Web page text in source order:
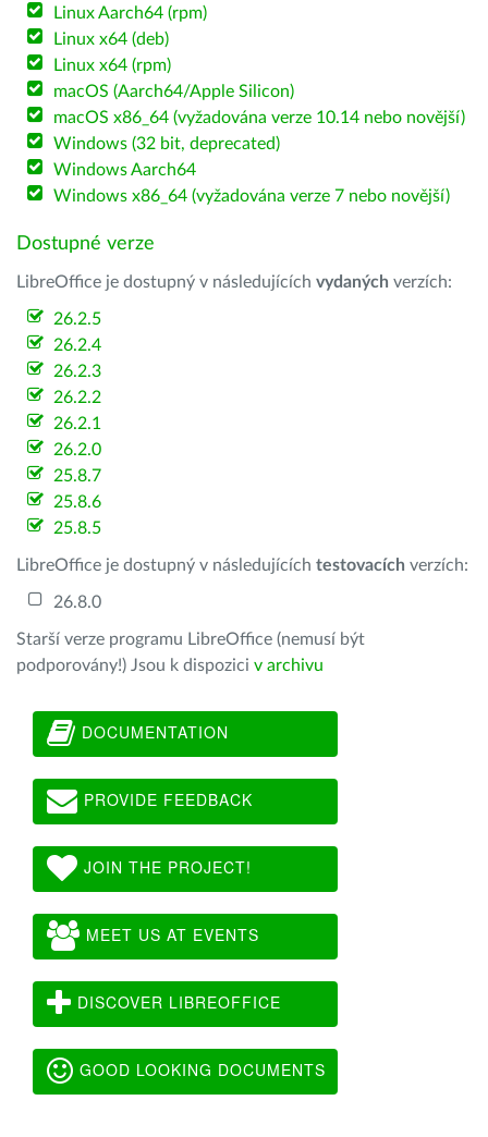
Linux Aarch64 (rpm)
Linux x64 (deb)
Linux x64 (rpm)
macOS (Aarch64/Apple Silicon)
macOS x86_64 (vyžadována verze 10.14 nebo novější)
Windows (32 bit, deprecated)
Windows Aarch64
Windows x86_64 (vyžadována verze 7 nebo novější)
Dostupné verze
LibreOffice je dostupný v následujících vydaných verzích:
26.2.5
26.2.4
26.2.3
26.2.2
26.2.1
26.2.0
25.8.7
25.8.6
25.8.5
LibreOffice je dostupný v následujících testovacích verzích:
26.8.0
Starší verze programu LibreOffice (nemusí být
podporovány!) Jsou k dispozici v archivu
DOCUMENTATION
PROVIDE FEEDBACK
JOIN THE PROJECT!
MEET US AT EVENTS
DISCOVER LIBREOFFICE
GOOD LOOKING DOCUMENTS